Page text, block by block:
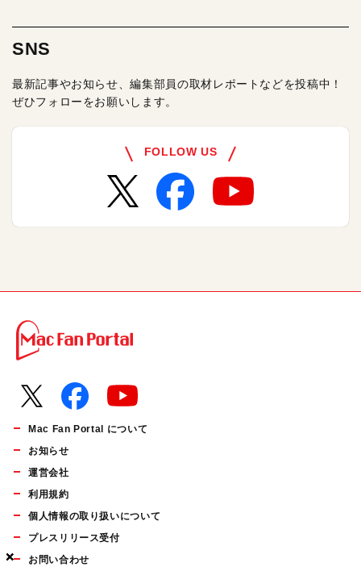
×
×
×
SNS
最新記事やお知らせ、編集部員の取材レポートなどを投稿中！
ぜひフォローをお願いします。
FOLLOW US
Mac Fan Portal について
お知らせ
運営会社
利用規約
個人情報の取り扱いについて
プレスリリース受付
お問い合わせ